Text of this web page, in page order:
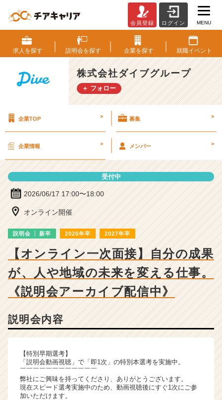
式
会
社
ダ
イ
ブ
プ
明
会
詳
細
チ
ー・
成
長
企
業
ス
カ
ト
が
届
く
会員登録 ログイン MENU
求人を探す 説明会を探す 企業を探す 就職イベント
株式会社ダイブグループ
＋ フォロー
企業TOP > 募集 >
企業情報 > メンバー >
受付中
2026/06/17 17:00〜18:00
オンライン開催
説明会 新卒 2026年卒 2027年卒
【オンライン一次面接】自分の成果
が、人や地域の未来を変える仕事。
《説明会アーカイブ配信中》
説明会内容
【特別早期選考】
「説明会動画視聴」で「即1次」の特別本選考を実施中。
￣￣￣￣￣￣￣￣￣￣￣￣
弊社にご興味を持ってくださり、ありがとうございます。
現在スピード選考実施中のため、動画視聴後にすぐ1次にご参
加いただけます。